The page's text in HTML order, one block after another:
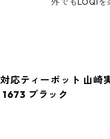
応ティーポット 山
ブラック